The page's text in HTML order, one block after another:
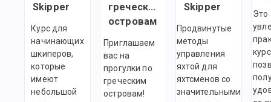
Skipper
Курс для
начинающих
шкиперов,
которые
имеют
небольшой
греческим
островам
Приглашаем
вас на
прогулки по
греческим
островам!
Skipper
Продвинутые
методы
управления
яхтой для
яхтсменов со
значительными
Это